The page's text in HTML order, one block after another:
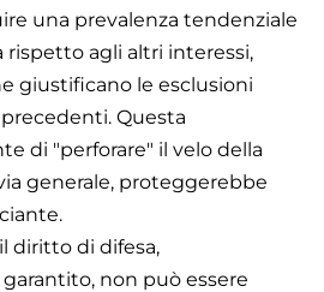
una prevalenza tendenziale
rispetto agli altri interessi,
giustificano le esclusioni
Questa
di "perforare" il velo della
generale, proteggerebbe
diritto di difesa,
non può essere